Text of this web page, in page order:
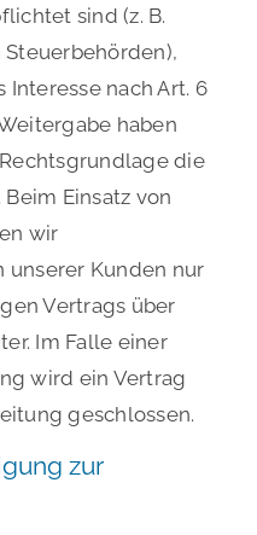
sind (z. B.
nach Art. 6
haben
die
Einsatz von
wir
unserer Kunden nur
Vertrags über
Im Falle einer
wird ein Vertrag
geschlossen.
zur